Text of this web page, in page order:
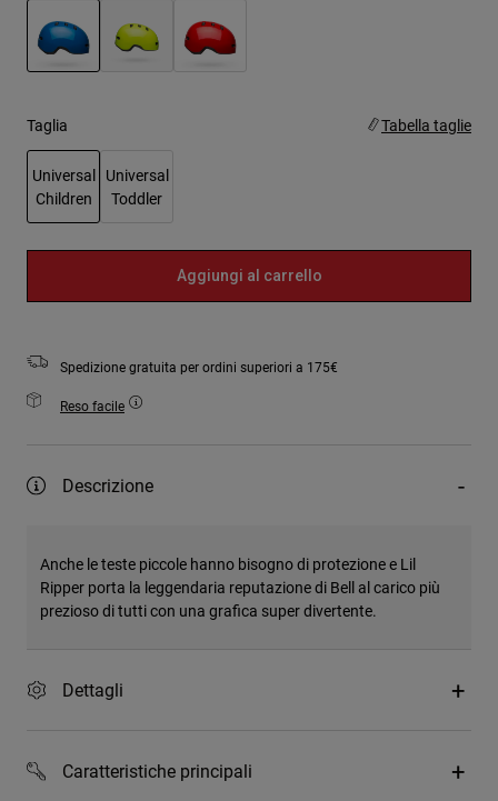
Taglia Tabella taglie
Universal
Children
Universal
Toddler
Aggiungi al carrello
Spedizione gratuita per ordini superiori a 175€
Reso facile
Descrizione
Anche le teste piccole hanno bisogno di protezione e Lil
Ripper porta la leggendaria reputazione di Bell al carico più
prezioso di tutti con una grafica super divertente.
Dettagli
Caratteristiche principali